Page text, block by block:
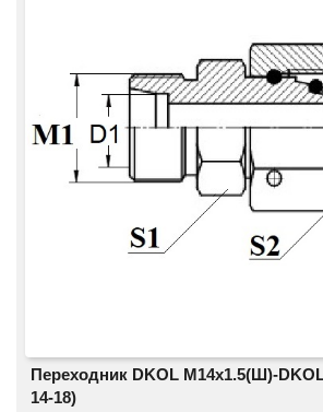
Переходник DKOL M14х1.5(Ш)-
14-18)